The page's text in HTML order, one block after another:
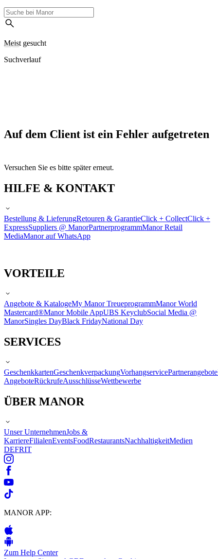
Meist gesucht
Suchverlauf
Auf dem Client ist ein Fehler aufgetreten
Versuchen Sie es bitte später erneut.
HILFE & KONTAKT
Bestellung & LieferungRetouren & GarantieClick + CollectClick +
ExpressSuppliers @ ManorPartnerprogrammManor Retail
MediaManor auf WhatsApp
VORTEILE
Angebote & KatalogeMy Manor TreueprogrammManor World
Mastercard®Manor Mobile AppUBS KeyclubSocial Media @
ManorSingles DayBlack FridayNational Day
SERVICES
GeschenkkartenGeschenkverpackungVorhangservicePartnerangebote
AngeboteRückrufeAusschlüsseWettbewerbe
ÜBER MANOR
Unser UnternehmenJobs &
KarriereFilialenEventsFoodRestaurantsNachhaltigkeitMedien
DEFRIT
MANOR APP:
Zum Help Center